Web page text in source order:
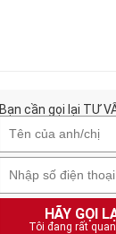
Bạn cần gọi lại TƯ
HÃY GỌI
Tôi đang rất